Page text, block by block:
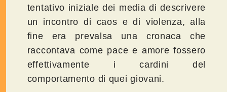
tentativo iniziale dei media di descrivere
un incontro di caos e di violenza, alla
fine era prevalsa una cronaca che
raccontava come pace e amore fossero
effettivamente i cardini del
comportamento di quei giovani.